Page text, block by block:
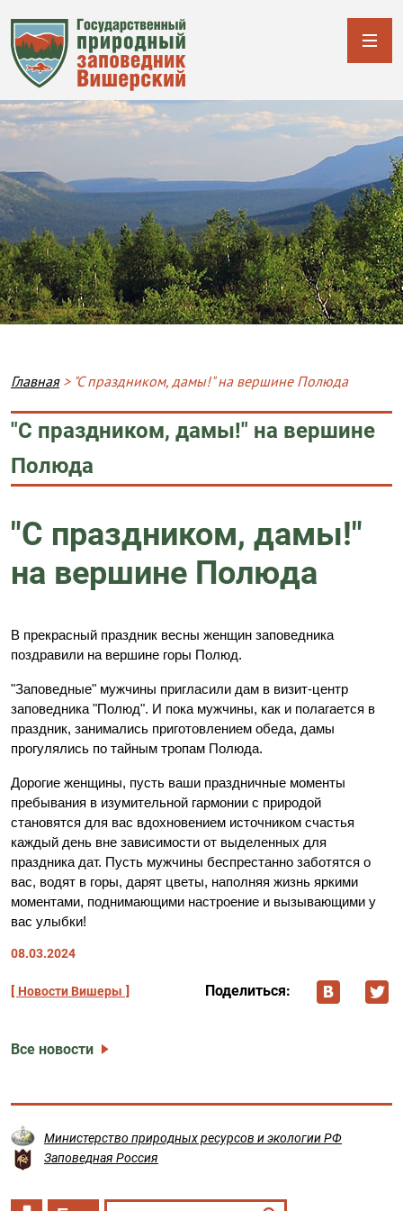
Breadcrumb
Главная "С праздником, дамы!" на вершине Полюда
"С праздником, дамы!" на вершине
Полюда
"С праздником, дамы!"
на вершине Полюда
В прекрасный праздник весны женщин заповедника
поздравили на вершине горы Полюд.
"Заповедные" мужчины пригласили дам в визит-центр
заповедника "Полюд". И пока мужчины, как и полагается в
праздник, занимались приготовлением обеда, дамы
прогулялись по тайным тропам Полюда.
Дорогие женщины, пусть ваши праздничные моменты
пребывания в изумительной гармонии с природой
становятся для вас вдохновением источником счастья
каждый день вне зависимости от выделенных для
праздника дат. Пусть мужчины беспрестанно заботятся о
вас, водят в горы, дарят цветы, наполняя жизнь яркими
моментами, поднимающими настроение и вызывающими у
вас улыбки!
08.03.2024
Новости Вишеры Поделиться:
Все новости
Министерство природных ресурсов и экологии РФ
Заповедная Россия